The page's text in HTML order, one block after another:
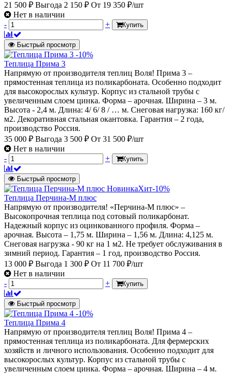
21 500 ₽ Выгода 2 150 ₽ От 19 350 ₽/шт
Нет в наличии
-
+ Купить
Быстрый просмотр
-10%
Теплица Прима 3
Напрямую от производителя теплиц Воля! Прима 3 –
прямостенная теплица из поликарбоната. Особенно подходит
для высокорослых культур. Корпус из стальной трубы с
увеличенным слоем цинка. Форма – арочная. Ширина – 3 м.
Высота - 2,4 м. Длина: 4/ 6/ 8 / … м. Снеговая нагрузка: 160 кг/
м2. Декоративная стальная окантовка. Гарантия – 2 года,
производство Россия.
35 000 ₽ Выгода 3 500 ₽ От 31 500 ₽/шт
Нет в наличии
-
+ Купить
Быстрый просмотр
НовинкаХит-10%
Теплица Перчина-М плюс
Напрямую от производителя! «Перчина-М плюс» –
Высокопрочная теплица под сотовый поликарбонат.
Надежный корпус из оцинкованного профиля. Форма –
арочная. Высота – 1,75 м. Ширина – 1,56 м. Длина: 4,125 м.
Снеговая нагрузка - 90 кг на 1 м2. Не требует обслуживания в
зимний период. Гарантия – 1 год, производство Россия.
13 000 ₽ Выгода 1 300 ₽ От 11 700 ₽/шт
Нет в наличии
-
+ Купить
Быстрый просмотр
-10%
Теплица Прима 4
Напрямую от производителя теплиц Воля! Прима 4 –
прямостенная теплица из поликарбоната. Для фермерских
хозяйств и личного использования. Особенно подходит для
высокорослых культур. Корпус из стальной трубы с
увеличенным слоем цинка. Форма – арочная. Ширина – 4 м.